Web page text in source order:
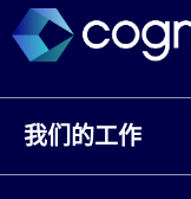
我们的工作